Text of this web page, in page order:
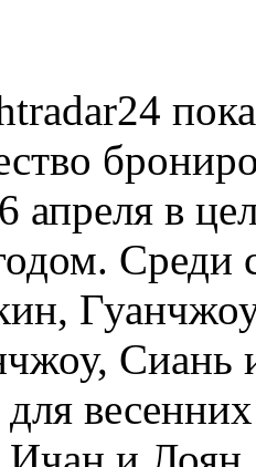
апреля в
Среди
Сиань